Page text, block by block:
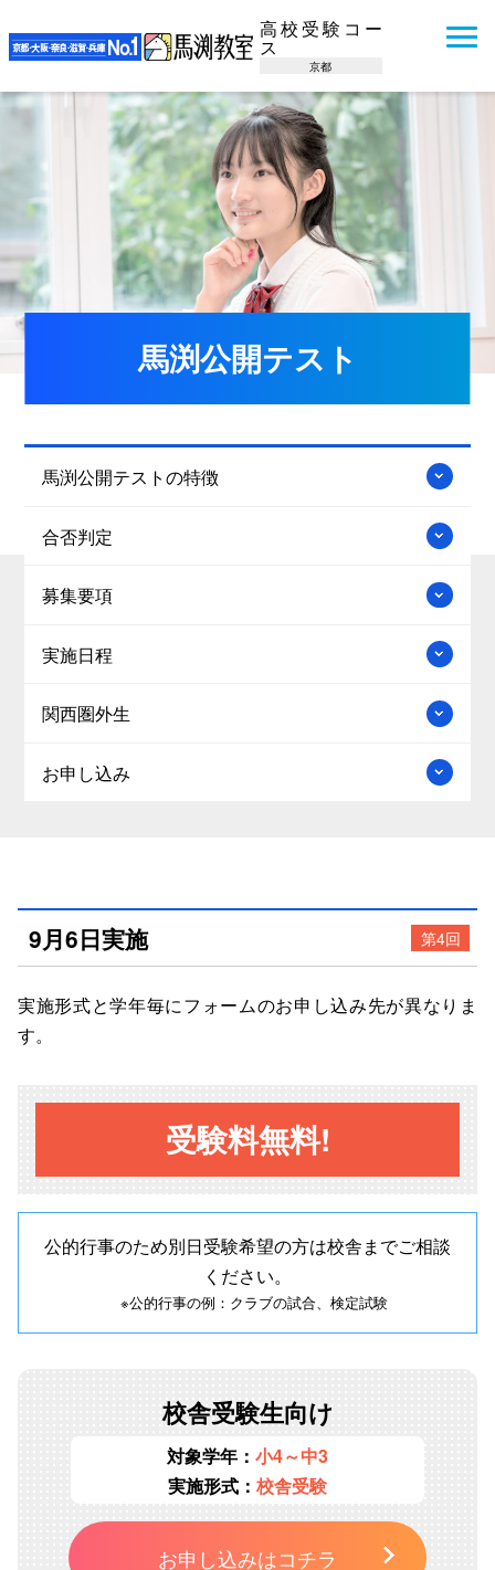
高校受験コー
ス
京都
馬渕公開テスト
馬渕公開テストの特徴
合否判定
募集要項
実施日程
関西圏外生
お申し込み
9月6日実施 第4回
実施形式と学年毎にフォームのお申し込み先が異なりま
す。
受験料無料!
公的行事のため別日受験希望の方は校舎までご相談
ください。
※公的行事の例：クラブの試合、検定試験
校舎受験生向け
対象学年： 小4～中3
実施形式： 校舎受験
お申し込みはコチラ